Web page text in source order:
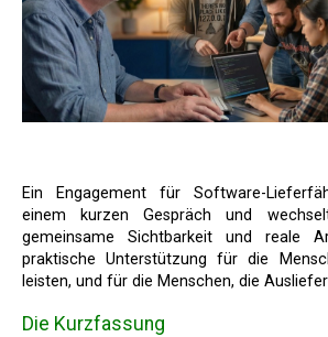
Ein Engagement für Software-Lieferfähigkeit beginnt mit
einem kurzen Gespräch und
gemeinsame Sichtbarkeit und reale
praktische Unterstützung für die
leisten, und für die Menschen, die
Die Kurzfassung